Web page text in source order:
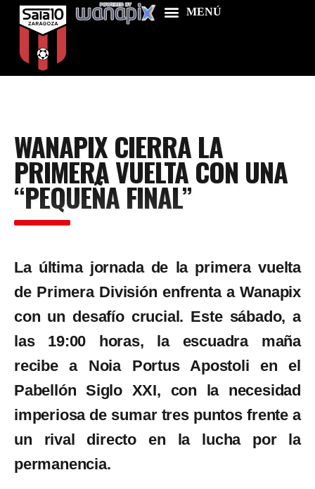
Food & Drink
Features
News
Contacts
WANAPIX CIERRA LA
PRIMERA VUELTA CON UNA
“PEQUEÑA FINAL”
La última jornada de la primera vuelta
de Primera División enfrenta a Wanapix
con un desafío crucial. Este sábado, a
las 19:00 horas, la escuadra maña
recibe a Noia Portus Apostoli en el
Pabellón Siglo XXI, con la necesidad
imperiosa de sumar tres puntos frente a
un rival directo en la lucha por la
permanencia.